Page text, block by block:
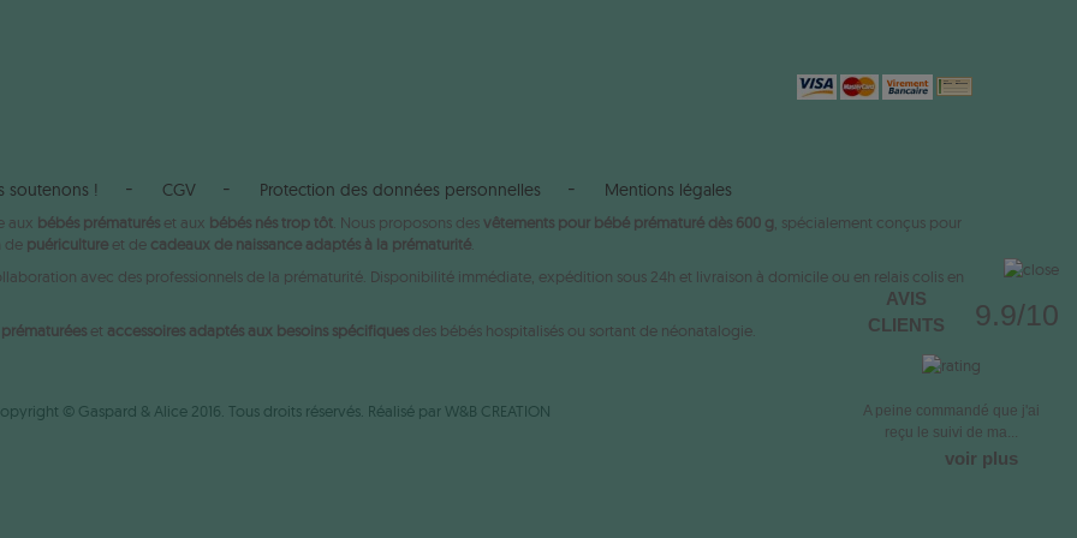
AVIS
CLIENTS
9.9/10
A peine commandé que j'ai
reçu le suivi de ma...
voir plus
soutenons ! CGV Protection des données personnelles Mentions légales
aux bébés prématurés et aux bébés nés trop tôt . Nous proposons des vêtements pour bébé prématuré dès 600 g , spécialement conçus pour
de puériculture et de cadeaux de naissance adaptés à la prématurité
avec des professionnels de la prématurité. Disponibilité immédiate, expédition sous 24h et livraison à domicile ou en relais colis en
et accessoires adaptés aux besoins spécifiques des bébés hospitalisés ou sortant de néonatalogie.
© Gaspard & Alice 2016. Tous droits réservés. Réalisé par W&B CREATION